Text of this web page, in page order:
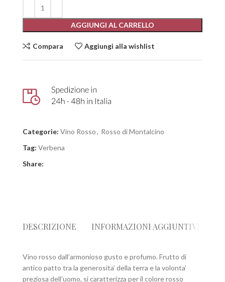
AGGIUNGI AL CARRELLO
Compara Aggiungi alla wishlist
Categorie: Vino Rosso, Rosso di Montalcino
Tag: Verbena
Share:
DESCRIZIONE INFORMAZIONI AGGIUNTIVE
Vino rosso dall’armonioso gusto e profumo. Frutto di
antico patto tra la generosita’ della terra e la volonta’
preziosa dell’uomo, si caratterizza per il colore rosso